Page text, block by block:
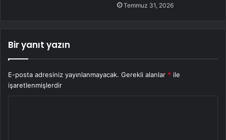
Temmuz 31, 2026
Bir yanıt yazın
E-posta adresiniz yayınlanmayacak. Gerekli alanlar * ile
işaretlenmişlerdir